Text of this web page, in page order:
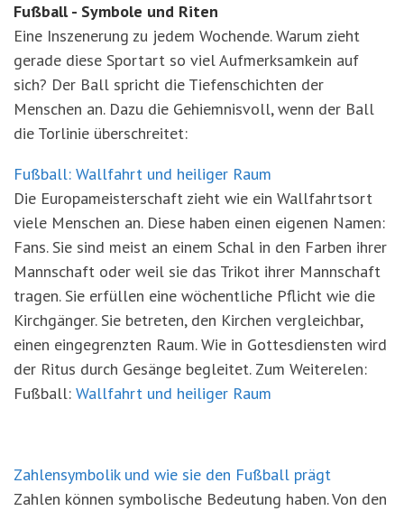
Fußball - Symbole und Riten
Eine Inszenerung zu jedem Wochende. Warum zieht
gerade diese Sportart so viel Aufmerksamkein auf
sich? Der Ball spricht die Tiefenschichten der
Menschen an. Dazu die Gehiemnisvoll, wenn der Ball
die Torlinie überschreitet:
Fußball: Wallfahrt und heiliger Raum
Die Europameisterschaft zieht wie ein Wallfahrtsort
viele Menschen an. Diese haben einen eigenen Namen:
Fans. Sie sind meist an einem Schal in den Farben ihrer
Mannschaft oder weil sie das Trikot ihrer Mannschaft
tragen. Sie erfüllen eine wöchentliche Pflicht wie die
Kirchgänger. Sie betreten, den Kirchen vergleichbar,
einen eingegrenzten Raum. Wie in Gottesdiensten wird
der Ritus durch Gesänge begleitet. Zum Weiterelen:
Fußball: Wallfahrt und heiliger Raum
Zahlensymbolik und wie sie den Fußball prägt
Zahlen können symbolische Bedeutung haben. Von den